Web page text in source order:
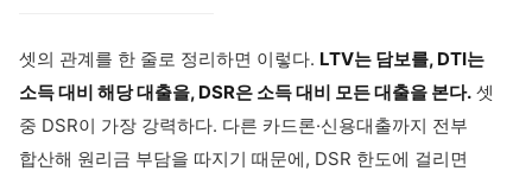
셋의 관계를 한 줄로 정리하면 이렇다. LTV는 담보를, DTI는
소득 대비 해당 대출을, DSR은 소득 대비 모든 대출을 본다. 셋
중 DSR이 가장 강력하다. 다른 카드론·신용대출까지 전부
합산해 원리금 부담을 따지기 때문에, DSR 한도에 걸리면